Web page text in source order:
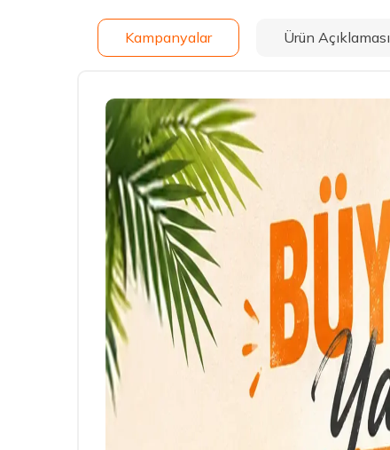
Kampanyalar Ürün Açıklaması